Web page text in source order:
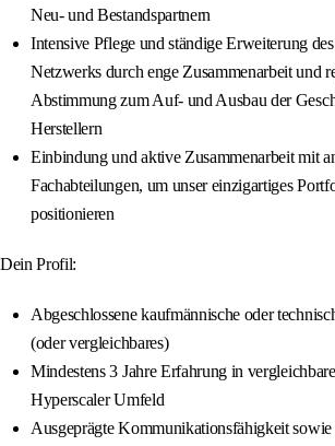
Neu- und Bestandspartnern
Intensive Pflege und ständige Erweiterung
Netzwerks durch enge Zusammenarbeit und
Abstimmung zum Auf- und Ausbau der
Herstellern
Einbindung und aktive Zusammenarbeit mit
Fachabteilungen, um unser einzigartiges
positionieren
Dein Profil:
Abgeschlossene kaufmännische oder
(oder vergleichbares)
Mindestens 3 Jahre Erfahrung in
Hyperscaler Umfeld
Ausgeprägte Kommunikationsfähigkeit